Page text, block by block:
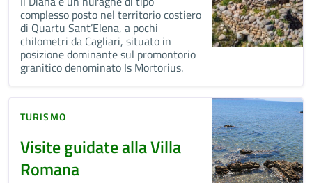
complesso posto nel territorio costiero
di Quartu Sant’Elena, a pochi
chilometri da Cagliari, situato in
posizione dominante sul promontorio
granitico denominato Is Mortorius.
TURISMO
Visite guidate alla Villa
Romana